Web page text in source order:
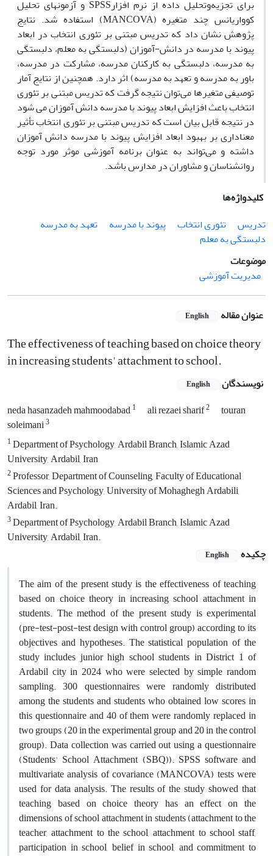
برای تجزیه‌وتحلیل داده از نرم افزارSPSS و آزمونهای تحلیل
کوواریانس چند متغیره (MANCOVA) استفاده شد. نتایج
پژوهش نشان داد که تدریس مبتنی بر تئوری انتخاب در ابعاد
پیوند با مدرسه در دانش-آموزان (دلبستگی به معلم، دلبستگی
به مدرسه، دلبستگی به کارکنان مدرسه، مشارکت در مدرسه،
باور به مدرسه و تعهد به مدرسه) اثر دارد. همچنین از نتایج آمار
توصیفی متغیرها می‌توان نتیجه گرفت که تدریس مبتنی بر تئوری
انتخاب باعث افزایش ابعاد پیوند با مدرسه دانش آموزان می شود
در نتیجه قابل بیان است که تدریس مبتنی بر تئوری انتخاب تأثیر
معناداری بر بهبود ابعاد افزایش پیوند با مدرسه دانش آموزان
داشته و می‌تواند به عنوان برنامه آموزشی موثر مورد توجه
روانشناسان و مشاوران در مدارس باشد.
کلیدواژه‌ها
تدریس
تئوری انتخاب پیوند با مدرسه
تعهد به مدرسه
دلبستگی به معلم
موضوعات
مدیریت آموزشی
عنوان مقاله English
The effectiveness of teaching based on choice theory
in increasing students' attachment to school.
نویسندگان English
neda hasanzadeh mahmoodabad1 ali rezaei sharif2
touran
soleimani3
1Department of Psychology, Ardabil Branch, Islamic Azad
University, Ardabil, Iran
2Professor, Department of Counseling, Faculty of Educational
Sciences and Psychology, University of Mohaghegh Ardabili,
Ardabil, Iran.
3Department of Psychology, Ardabil Branch, Islamic Azad
University, Ardabil, Iran.
چکیده
English
The aim of the present study is the effectiveness of teaching
based on choice theory in increasing school attachment in
students. The method of the present study is experimental
(pre-test-post-test design with control group) according to its
objectives and hypotheses. The statistical population of the
study includes junior high school students in District 1 of
Ardabil city in 2024 who were selected by simple random
sampling. 300 questionnaires were randomly distributed
among the students and students who obtained low scores in
this questionnaire and 40 of them were randomly replaced in
two groups (20 in the experimental group and 20 in the control
group). Data collection was carried out using a questionnaire
(Students' School Attachment (SBQ)). SPSS software and
multivariate analysis of covariance (MANCOVA) tests were
used for data analysis. The results of the study showed that
teaching based on choice theory has an effect on the
dimensions of school attachment in students (attachment to the
teacher, attachment to the school, attachment to school staff,
participation in school, belief in school, and commitment to